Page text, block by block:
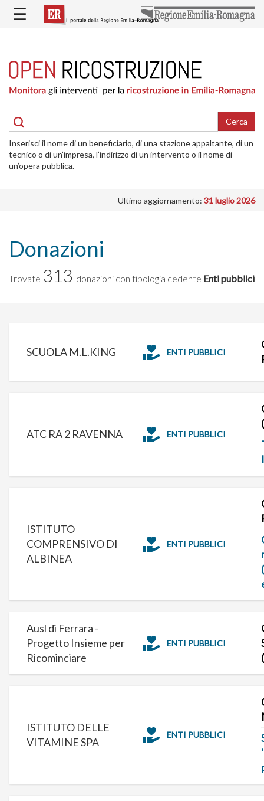
contenuto
RICOSTRUZIONE
PUBBLICA
DELLE
ABITAZIONI
RICOSTRUZIONE
ATTIVITÀ
INTERVENTI
☰
Cerca
Inserisci il nome di un beneficiario, di una stazione appaltante, di un
tecnico o di un’impresa, l’indirizzo di un intervento o il nome di
un’opera pubblica.
Ultimo aggiornamento: 31 luglio 2026
Donazioni
Trovate 313 donazioni con tipologia cedente Enti pubblici
SCUOLA M.L.KING ENTI PUBBLICI
ATC RA 2 RAVENNA ENTI PUBBLICI
ISTITUTO
COMPRENSIVO DI
ALBINEA
ENTI PUBBLICI
Ausl di Ferrara -
Progetto Insieme per
Ricominciare
ENTI PUBBLICI
ISTITUTO DELLE
VITAMINE SPA
ENTI PUBBLICI